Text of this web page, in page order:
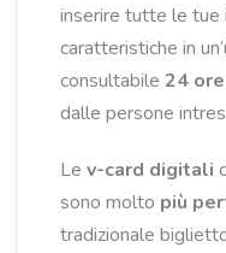
inserire tutte le tue
caratteristiche in
consultabile 24
dalle persone
Le v-card digitali
sono molto più
tradizionale